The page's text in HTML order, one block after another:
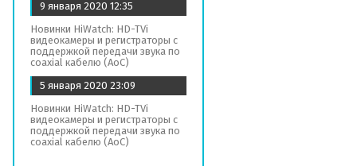
9 января 2020 12:35
Новинки HiWatch: HD-TVi
видеокамеры и регистраторы с
поддержкой передачи звука по
coaxial кабелю (AoC)
5 января 2020 23:09
Новинки HiWatch: HD-TVi
видеокамеры и регистраторы с
поддержкой передачи звука по
coaxial кабелю (AoC)